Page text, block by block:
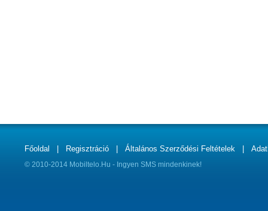
Főoldal Regisztráció Általános Szerződési Feltételek
© 2010-2014 Mobiltelo.Hu - Ingyen SMS mindenkinek!